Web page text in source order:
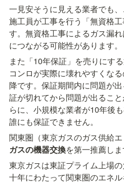
一見安そうに見える業者でも
施工員が工事を行う「無資格
す。無資格工事によるガス漏
につながる可能性があります。
また「10年保証」を売りにす
コンロが実際に壊れやすくな
降です。保証期間内に問題が
証が切れてから問題が出るこ
らに、小規模な業者が10年後
誰にも保証できません。
関東圏（東京ガスのガス供給エ
ガスの機器交換を第一推薦しま
東京ガスは東証プライム上場
十年にわたって関東圏のエネ